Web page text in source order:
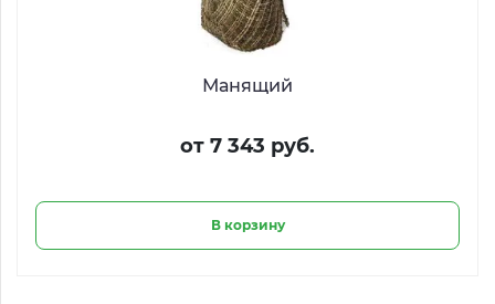
Манящий
от 7 343 руб.
В корзину